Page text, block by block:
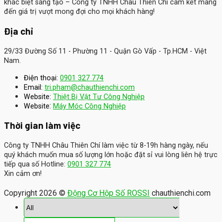
khác biệt sáng tạo – Công ty TNHH Châu Thiên Chí cam kết mang
đến giá trị vượt mong đợi cho mọi khách hàng!
Địa chỉ
29/33 Đường Số 11 - Phường 11 - Quận Gò Vấp - Tp.HCM - Việt
Nam.
Điện thoại: 0901 327 774
Email: tri.pham@chauthienchi.com
Website: Thiệt Bị Vật Tư Công Nghiệp
Website: Máy Móc Công Nghiệp
Thời gian làm việc
Công ty TNHH Châu Thiên Chí làm việc từ 8-19h hàng ngày, nếu
quý khách muốn mua số lượng lớn hoặc đặt sỉ vui lòng liên hệ trực
tiếp qua số Hotline: 0901 327 774
Xin cảm ơn!
Copyright 2026 © Động Cơ Hộp Số ROSSI chauthienchi.com